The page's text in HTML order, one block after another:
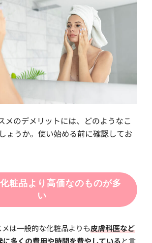
メのデメリットには、どのようなこ
ょうか。使い始める前に確認してお
粧品より高価なのものが多
い
メは一般的な化粧品よりも皮膚科医など
に多くの費用や時間を費やしていると言